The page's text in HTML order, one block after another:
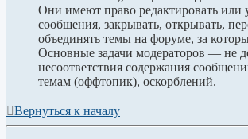
Они имеют право редактировать или
сообщения, закрывать, открывать,
объединять темы на форуме, за
Основные задачи модераторов — не
несоответствия содержания
темам (оффтопик), оскорблений.
Вернуться к началу